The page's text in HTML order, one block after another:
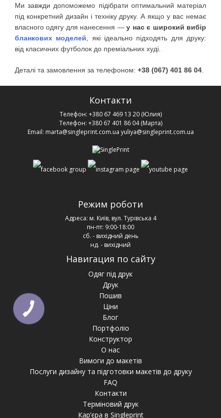
Ми завжди допоможемо підібрати оптимальний матеріал
під конкретний дизайн і техніку друку. А якщо у вас немає
власного одягу для нанесення —у нас є широкий вибір
бланкових моделей , які ідеально підходять для друку:
від класичних футболок до преміальних худі.
Деталі та замовлення за телефоном: +38 (067) 401 86 04
Контакти
Телефон: +380 67 469 13 20(Юлия)
Телефон: +380 67 401 86 04(Марта)
Email: marta@singleprint.com.ua yuliya@singleprint.com.ua
Режим роботи
Адреса: м. Київ, вул. Турівська 4
пн-пт: 9:00-18:00
сб. - вихідний день
нд. - вихідний
Навигация по сайту
Одяг під друк
Друк
Пошив
Ціни
Блог
Портфоліо
Конструктор
О нас
Вимоги до макетів
Послуги дизайну та підготовки макетів до друку
FAQ
Контакти
Терміновий друк
Кар’єра в Singleprint
КНОПКА
ЗВ'ЯЗКУ